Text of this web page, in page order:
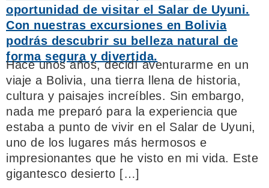
Hace unos años, decidí aventurarme en un
viaje a Bolivia, una tierra llena de historia,
cultura y paisajes increíbles. Sin embargo,
nada me preparó para la experiencia que
estaba a punto de vivir en el Salar de Uyuni,
uno de los lugares más hermosos e
impresionantes que he visto en mi vida. Este
gigantesco desierto […]